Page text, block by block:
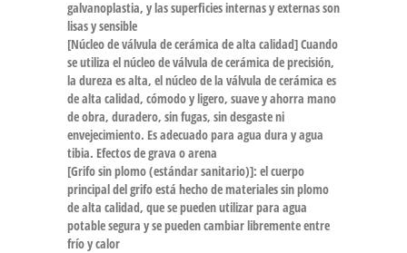
galvanoplastia, y las superficies internas y externas son
lisas y sensible
[Núcleo de válvula de cerámica de alta calidad] Cuando
se utiliza el núcleo de válvula de cerámica de precisión,
la dureza es alta, el núcleo de la válvula de cerámica es
de alta calidad, cómodo y ligero, suave y ahorra mano
de obra, duradero, sin fugas, sin desgaste ni
envejecimiento. Es adecuado para agua dura y agua
tibia. Efectos de grava o arena
[Grifo sin plomo (estándar sanitario)]: el cuerpo
principal del grifo está hecho de materiales sin plomo
de alta calidad, que se pueden utilizar para agua
potable segura y se pueden cambiar libremente entre
frío y calor